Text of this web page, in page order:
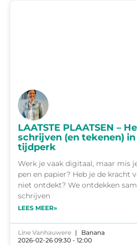
LAATSTE PLAATSEN –
schrijven (en tekenen)
tijdperk
Werk je vaak digitaal, maar mis
pen en papier? Heb je de kracht
niet ontdekt? We ontdekken
schrijven
LEES MEER»
Line Vanhauwere
Banana
2026-02-26 09:30 - 12:00